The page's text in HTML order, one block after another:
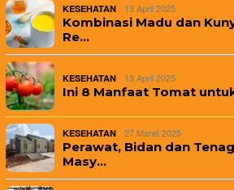
KESEHATAN 13 April 2025
Kombinasi Madu dan
Re…
KESEHATAN 13 April 2025
Ini 8 Manfaat Tomat
KESEHATAN 27 Maret 2025
Perawat, Bidan dan
Masy…